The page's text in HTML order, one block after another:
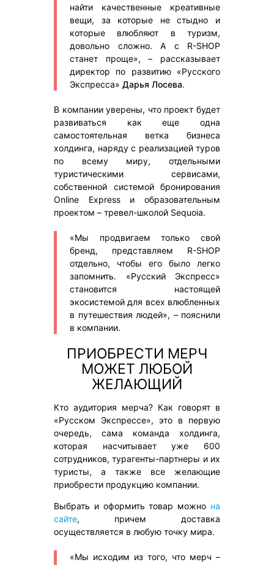
найти качественные креативные
вещи, за которые не стыдно и
которые влюбляют в туризм,
довольно сложно. А с R-SHOP
станет проще», – рассказывает
директор по развитию «Русского
Экспресса» Дарья Лосева.
В компании уверены, что проект будет
развиваться как еще одна
самостоятельная ветка бизнеса
холдинга, наряду с реализацией туров
по всему миру, отдельными
туристическими сервисами,
собственной системой бронирования
Online Express и образовательным
проектом – тревел-школой Sequoia.
«Мы продвигаем только свой
бренд, представляем R-SHOP
отдельно, чтобы его было легко
запомнить. «Русский Экспресс»
становится настоящей
экосистемой для всех влюбленных
в путешествия людей», – пояснили
в компании.
ПРИОБРЕСТИ МЕРЧ
МОЖЕТ ЛЮБОЙ
ЖЕЛАЮЩИЙ
Кто аудитория мерча? Как говорят в
«Русском Экспрессе», это в первую
очередь, сама команда холдинга,
которая насчитывает уже 600
сотрудников, турагенты-партнеры и их
туристы, а также все желающие
приобрести продукцию компании.
Выбрать и оформить товар можно на
сайте, причем доставка
осуществляется в любую точку мира.
«Мы исходим из того, что мерч –